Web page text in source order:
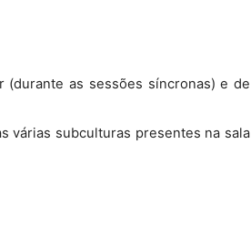
(durante as sessões síncronas) e de
várias subculturas presentes na sala